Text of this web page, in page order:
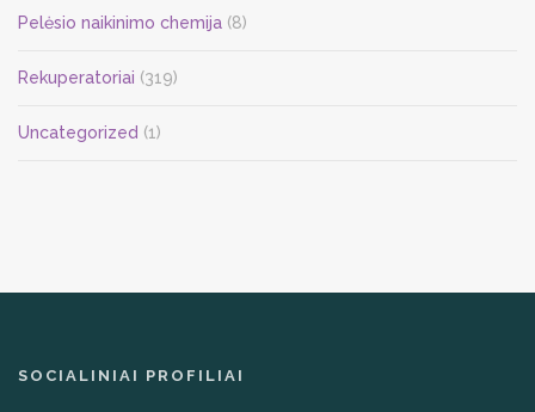
Pelėsio naikinimo chemija (8)
Rekuperatoriai (319)
Uncategorized (1)
SOCIALINIAI PROFILIAI